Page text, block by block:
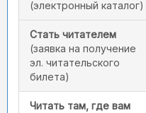
(электронный каталог)
Стать читателем
(заявка на получение
эл. читательского
билета)
Читать там, где вам